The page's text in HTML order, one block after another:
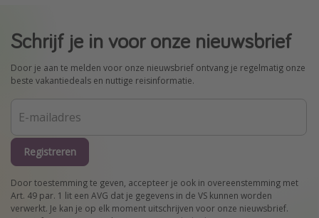
Schrijf je in voor onze nieuwsbrief
Door je aan te melden voor onze nieuwsbrief ontvang je regelmatig onze
beste vakantiedeals en nuttige reisinformatie.
Registreren
Door toestemming te geven, accepteer je ook in overeenstemming met
Art. 49 par. 1 lit een AVG dat je gegevens in de VS kunnen worden
verwerkt. Je kan je op elk moment uitschrijven voor onze nieuwsbrief.